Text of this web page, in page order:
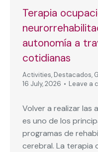
Terapia
autonomía a
cotidianas
Activities, Destacados,
16 July, 2026
Leave a
Volver a realizar las
es uno de los
programas de
cerebral. La terapia